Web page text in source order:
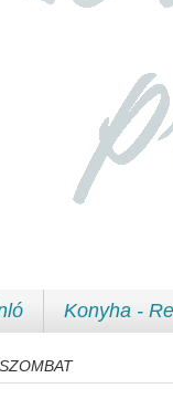
Konyha -